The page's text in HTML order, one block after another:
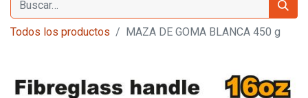
Todos los productos MAZA DE GOMA BLANCA 450 g